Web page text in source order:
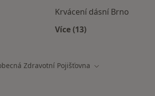
Krvácení dásní Brno
Více (13)
Zdravotní Pojišťovna Změna města